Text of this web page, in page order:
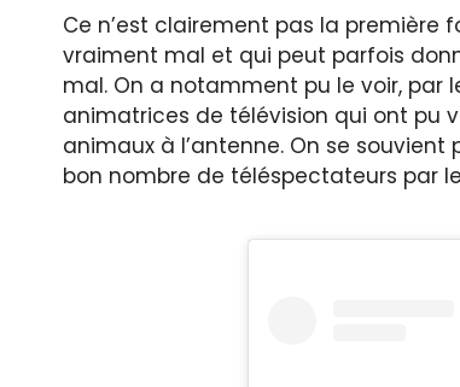
Ce n’est clairement pas la première
vraiment mal et qui peut parfois
mal. On a notamment pu le voir,
animatrices de télévision qui ont pu
animaux à l’antenne. On se souvient
bon nombre de téléspectateurs par